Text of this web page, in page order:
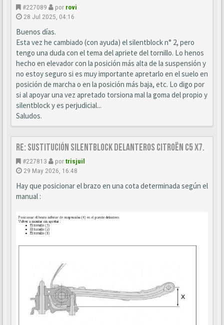
#227089 por rovi
28 Jul 2025, 04:16
Buenos días.
Esta vez he cambiado (con ayuda) el silentblock n° 2, pero
tengo una duda con el tema del apriete del tornillo. Lo henos
hecho en elevador con la posición más alta de la suspensión y
no estoy seguro si es muy importante apretarlo en el suelo en
posición de marcha o en la posición más baja, etc. Lo digo por
si al apoyar una vez apretado torsiona mal la goma del propio y
silentblock y es perjudicial...
Saludos.
Re: Sustitución SILENTBLOCK delanteros Citroën C5 X7.
#227813 portrisjuil
29 May 2026, 16:48
Hay que posicionar el brazo en una cota determinada según el
manual :